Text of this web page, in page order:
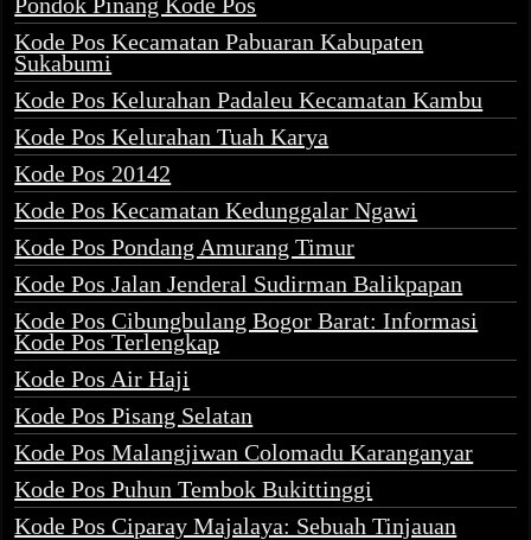
Kode Pos Kecamatan Pabuaran Kabupaten
Sukabumi
Kode Pos Kelurahan Padaleu Kecamatan Kambu
Kode Pos Kelurahan Tuah Karya
Kode Pos 20142
Kode Pos Kecamatan Kedunggalar Ngawi
Kode Pos Pondang Amurang Timur
Kode Pos Jalan Jenderal Sudirman Balikpapan
Kode Pos Cibungbulang Bogor Barat: Informasi
Kode Pos Terlengkap
Kode Pos Air Haji
Kode Pos Pisang Selatan
Kode Pos Malangjiwan Colomadu Karanganyar
Kode Pos Puhun Tembok Bukittinggi
Kode Pos Ciparay Majalaya: Sebuah Tinjauan